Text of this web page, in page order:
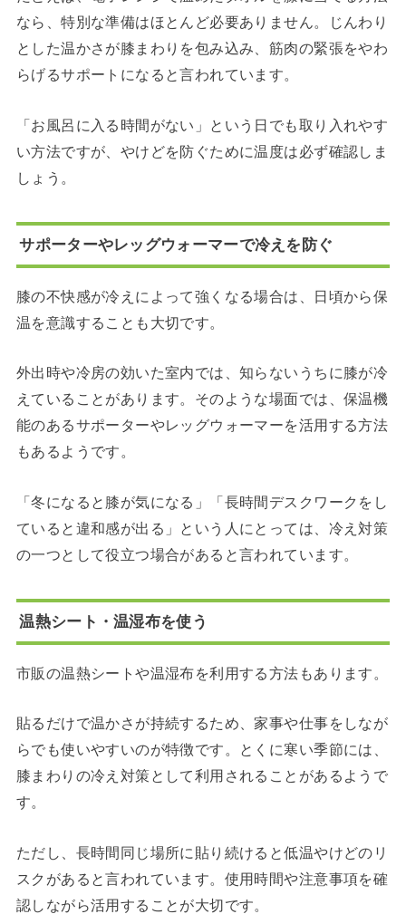
なら、特別な準備はほとんど必要ありません。じんわり
とした温かさが膝まわりを包み込み、筋肉の緊張をやわ
らげるサポートになると言われています。
「お風呂に入る時間がない」という日でも取り入れやす
い方法ですが、やけどを防ぐために温度は必ず確認しま
しょう。
サポーターやレッグウォーマーで冷えを防ぐ
膝の不快感が冷えによって強くなる場合は、日頃から保
温を意識することも大切です。
外出時や冷房の効いた室内では、知らないうちに膝が冷
えていることがあります。そのような場面では、保温機
能のあるサポーターやレッグウォーマーを活用する方法
もあるようです。
「冬になると膝が気になる」「長時間デスクワークをし
ていると違和感が出る」という人にとっては、冷え対策
の一つとして役立つ場合があると言われています。
温熱シート・温湿布を使う
市販の温熱シートや温湿布を利用する方法もあります。
貼るだけで温かさが持続するため、家事や仕事をしなが
らでも使いやすいのが特徴です。とくに寒い季節には、
膝まわりの冷え対策として利用されることがあるようで
す。
ただし、長時間同じ場所に貼り続けると低温やけどのリ
スクがあると言われています。使用時間や注意事項を確
認しながら活用することが大切です。